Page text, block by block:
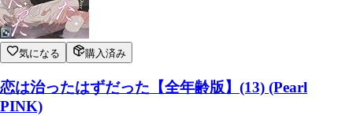
気になる 購入済み
恋は治ったはずだった【全年齢版】(13) (Pearl
PINK)